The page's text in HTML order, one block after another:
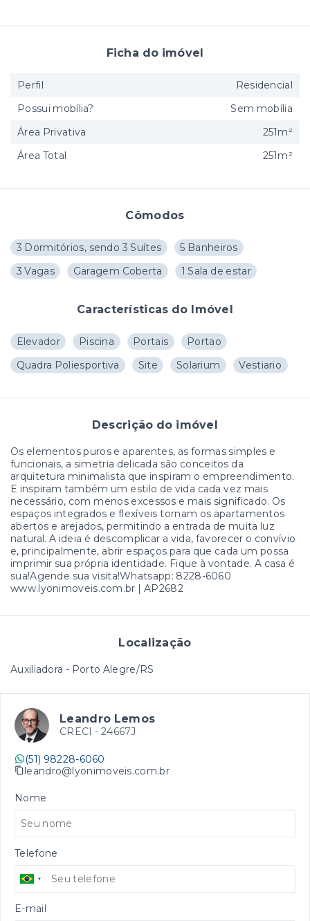
Cômodos
3 Dormitórios, sendo 3 Suítes
5 Banheiros
3 Vagas
Garagem Coberta 1 Sala de estar
Características do Imóvel
Elevador Piscina Portais
Portao
Quadra Poliesportiva
Site Solarium Vestiario
Descrição do imóvel
Os elementos puros e aparentes, as formas simples e
funcionais, a simetria delicada são conceitos da
arquitetura minimalista que inspiram o empreendimento.
E inspiram também um estilo de vida cada vez mais
necessário, com menos excessos e mais significado. Os
espaços integrados e flexíveis tornam os apartamentos
abertos e arejados, permitindo a entrada de muita luz
natural. A ideia é descomplicar a vida, favorecer o convívio
e, principalmente, abrir espaços para que cada um possa
imprimir sua própria identidade. Fique à vontade. A casa é
sua!Agende sua visita!Whatsapp: 8228-6060
www.lyonimoveis.com.br | AP2682
Localização
Auxiliadora - Porto Alegre/RS
Ficha do imóvel
Perfil
Residencial
Possui mobília?
Sem mobília
Área Privativa
251m²
Área Total
251m²
Leandro Lemos
CRECI - 24667J
(51) 98228-6060
leandro@lyonimoveis.com.br
Nome
Telefone
E-mail